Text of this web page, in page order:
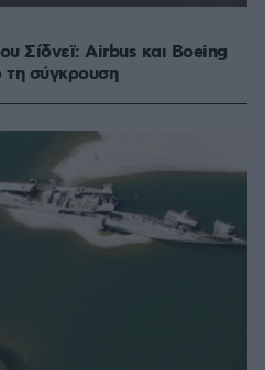
Σίδνεϊ: Airbus και Boeing
σύγκρουση